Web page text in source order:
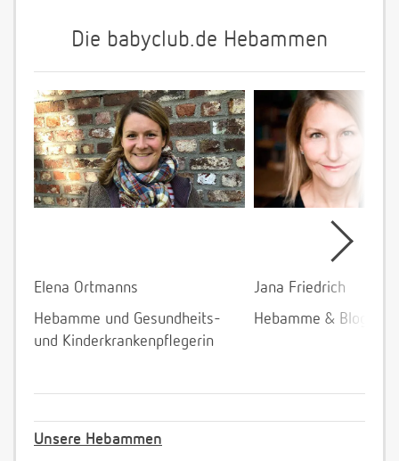
Die babyclub.de Hebammen
Elena Ortmanns
Hebamme und Gesundheits-
und Kinderkrankenpflegerin
Jana Friedrich
Hebamme &
Unsere Hebammen